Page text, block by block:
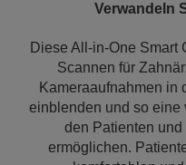
Verwandeln
Diese All-in-One Smart
Scannen für
Kameraaufnahmen in
einblenden und so
den Patienten
ermöglichen.